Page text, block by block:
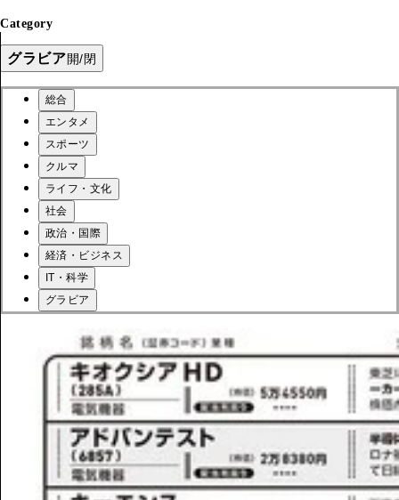
Category
グラビア開/閉
総合
エンタメ
スポーツ
クルマ
ライフ・文化
社会
政治・国際
経済・ビジネス
IT・科学
グラビア